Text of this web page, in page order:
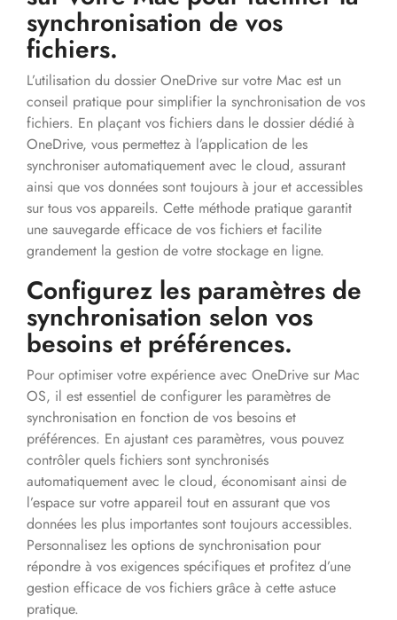
synchronisation de vos
fichiers.
L’utilisation du dossier OneDrive sur votre Mac est un
conseil pratique pour simplifier la synchronisation de vos
fichiers. En plaçant vos fichiers dans le dossier dédié à
OneDrive, vous permettez à l’application de les
synchroniser automatiquement avec le cloud, assurant
ainsi que vos données sont toujours à jour et accessibles
sur tous vos appareils. Cette méthode pratique garantit
une sauvegarde efficace de vos fichiers et facilite
grandement la gestion de votre stockage en ligne.
Configurez les paramètres de
synchronisation selon vos
besoins et préférences.
Pour optimiser votre expérience avec OneDrive sur Mac
OS, il est essentiel de configurer les paramètres de
synchronisation en fonction de vos besoins et
préférences. En ajustant ces paramètres, vous pouvez
contrôler quels fichiers sont synchronisés
automatiquement avec le cloud, économisant ainsi de
l’espace sur votre appareil tout en assurant que vos
données les plus importantes sont toujours accessibles.
Personnalisez les options de synchronisation pour
répondre à vos exigences spécifiques et profitez d’une
gestion efficace de vos fichiers grâce à cette astuce
pratique.